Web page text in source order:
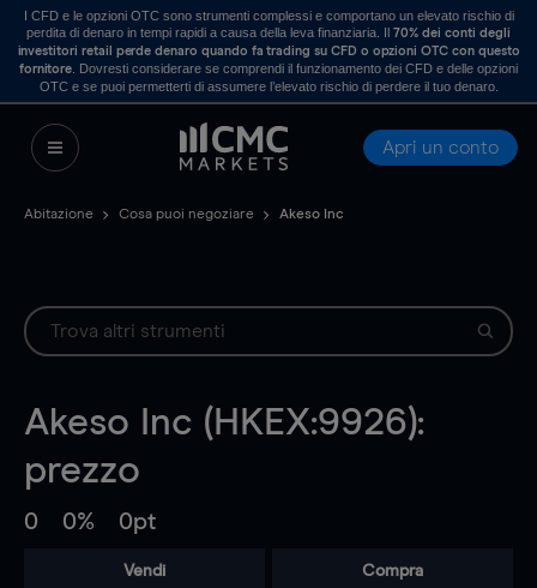
I CFD e le opzioni OTC sono strumenti complessi e comportano un elevato rischio di
perdita di denaro in tempi rapidi a causa della leva finanziaria. Il70% dei conti degli
investitori retail perde denaro quando fa trading su CFD o opzioni OTC con questo
fornitore . Dovresti considerare se comprendi il funzionamento dei CFD e delle opzioni
OTC e se puoi permetterti di assumere l’elevato rischio di perdere il tuo denaro.
Apri un conto
Abitazione Cosa puoi negoziare Akeso Inc
Akeso Inc (HKEX:9926):
prezzo
0 0% 0pt
Vendi Compra